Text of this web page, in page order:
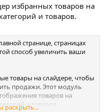
избранных товаров на
и товаров.
странице, страницах
способ увеличить ваши
товары на слайдере, чтобы
продажи. Этот модуль
товаров на
и товаров.
раскрыть...